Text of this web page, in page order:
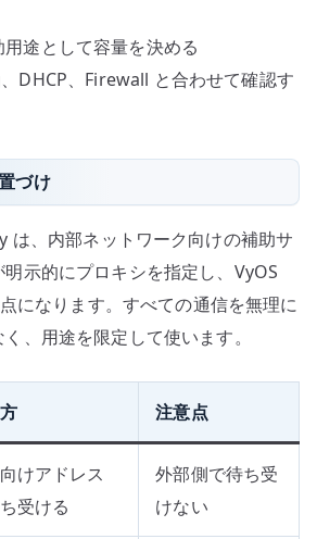
途として容量を決める
DHCP、Firewall と合わせて確認す
づけ
は、内部ネットワーク向けの補助サ
示的にプロキシを指定し、VyOS
になります。すべての通信を無理に
、用途を限定して使います。
注意点
けアドレス
受ける
外部側で待ち受
けない